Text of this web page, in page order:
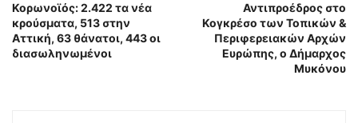
Κορωνοϊός: 2.422 τα νέα
κρούσματα, 513 στην
Αττική, 63 θάνατοι, 443 οι
διασωληνωμένοι
Αντιπροέδρος στο
Κογκρέσο των Τοπικών &
Περιφερειακών Αρχών
Ευρώπης, ο Δήμαρχος
Μυκόνου